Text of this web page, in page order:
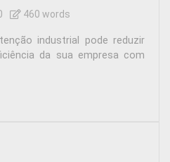
460 words
industrial pode reduzir
da sua empresa com